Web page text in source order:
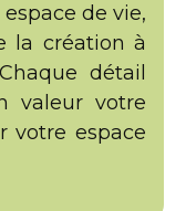
de vie,
la création à
détail
valeur votre
votre espace